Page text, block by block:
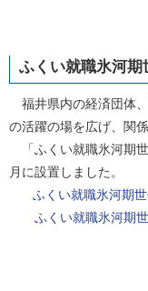
ふくい就職氷河
福井県内の経済団体
の活躍の場を広げ、関
「ふくい就職氷河期
月に設置しました。
ふくい就職氷河期
ふくい就職氷河期